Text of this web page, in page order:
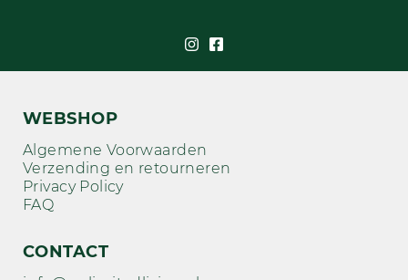
WEBSHOP
Algemene Voorwaarden
Verzending en retourneren
Privacy Policy
FAQ
CONTACT